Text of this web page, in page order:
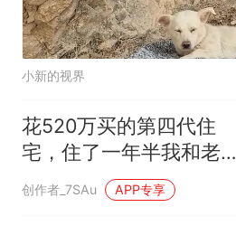
小新的视界
花520万买的第四代住
宅，住了一年半我和老公
崩溃了，心都碎
创作者_7SAu APP专享